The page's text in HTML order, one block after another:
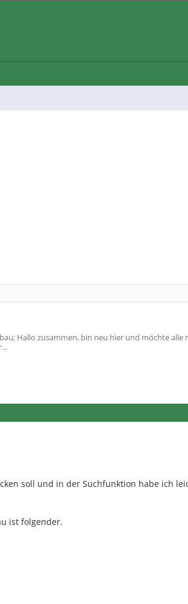
Hallo zusammen, bin neu hier und möchte alle
soll und in der Suchfunktion habe ich
ist folgender.